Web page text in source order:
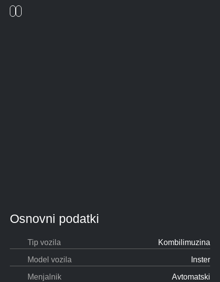
Osnovni podatki
Tip vozila Kombilimuzina
Model vozila Inster
Menjalnik Avtomatski